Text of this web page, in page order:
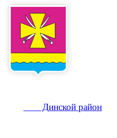
Динской район